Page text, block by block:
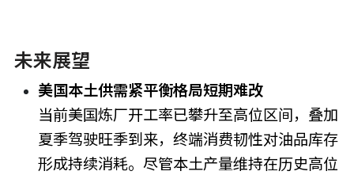
未来展望
美国本土供需紧平衡格局短期难改
当前美国炼厂开工率已攀升至高位区间，叠加
夏季驾驶旺季到来，终端消费韧性对油品库存
形成持续消耗。尽管本土产量维持在历史高位